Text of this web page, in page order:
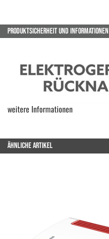
PRODUKTSICHERHEIT UND INFORMATIONEN
weitere Informationen
ÄHNLICHE ARTIKEL